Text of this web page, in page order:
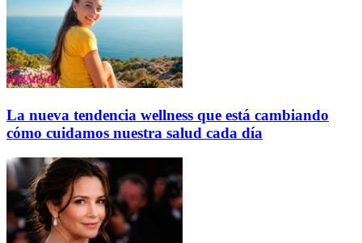
La nueva tendencia wellness que está cambiando
cómo cuidamos nuestra salud cada día